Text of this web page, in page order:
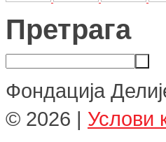
Претрага
Фондација
© 2026 | Услови